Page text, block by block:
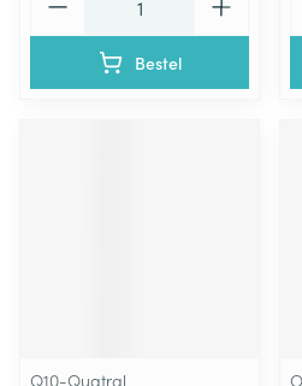
Bestel
Q10-Quatral